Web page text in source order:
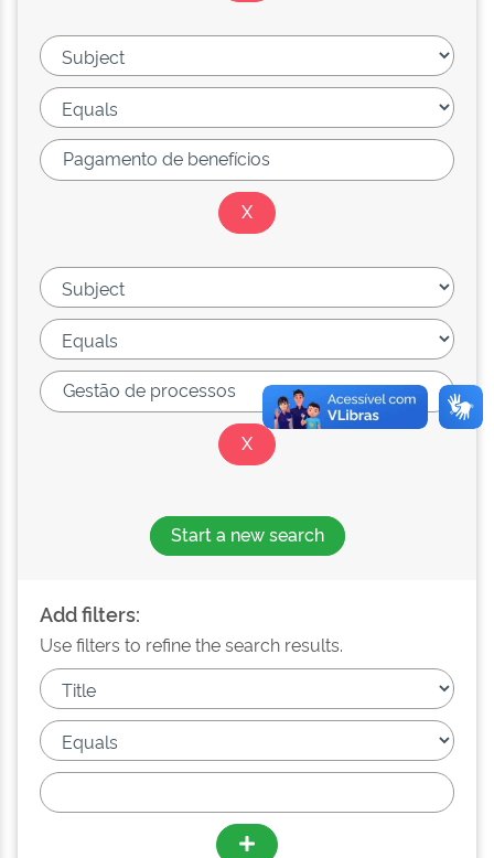
Start a new search
Add filters:
Use filters to refine the search results.